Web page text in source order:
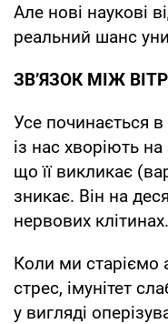
Але нові наукові
реальний шанс
ЗВʼЯЗОК МІЖ
Усе починається в
із нас хворіють
що її викликає
зникає. Він на
нервових клітинах.
Коли ми
стрес, імунітет
у вигляді